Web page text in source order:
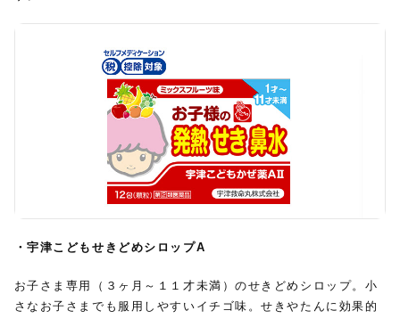
・宇津こどもせきどめシロップA
お子さま専用（３ヶ月～１１才未満）のせきどめシロップ。小
さなお子さまでも服用しやすいイチゴ味。せきやたんに効果的